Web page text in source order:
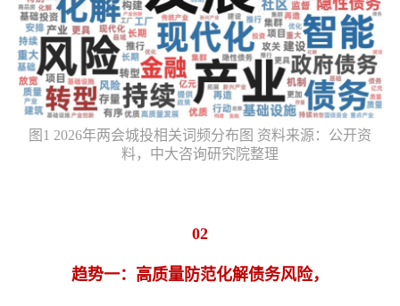
图1 2026年两会城投相关词频分布图 资料来源：公开资
料，中大咨询研究院整理
02
趋势一：高质量防范化解债务风险，